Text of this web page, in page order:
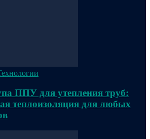
ППУ для утепления труб:
теплоизоляция для любых